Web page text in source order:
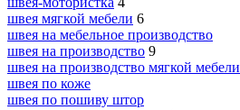
швея мягкой мебели 6
швея на мебельное производство
швея на производство 9
швея на производство мягкой мебели
швея по коже
швея по пошиву штор